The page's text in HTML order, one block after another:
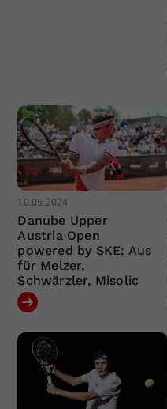
10.05.2024
Danube Upper
Austria Open
powered by SKE: Aus
für Melzer,
Schwärzler, Misolic